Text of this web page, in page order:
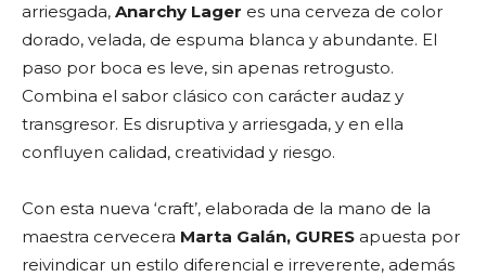
arriesgada, Anarchy Lager es una cerveza de color
dorado, velada, de espuma blanca y abundante. El
paso por boca es leve, sin apenas retrogusto.
Combina el sabor clásico con carácter audaz y
transgresor. Es disruptiva y arriesgada, y en ella
confluyen calidad, creatividad y riesgo.
Con esta nueva ‘craft’, elaborada de la mano de la
maestra cervecera Marta Galán, GURES apuesta por
reivindicar un estilo diferencial e irreverente, además